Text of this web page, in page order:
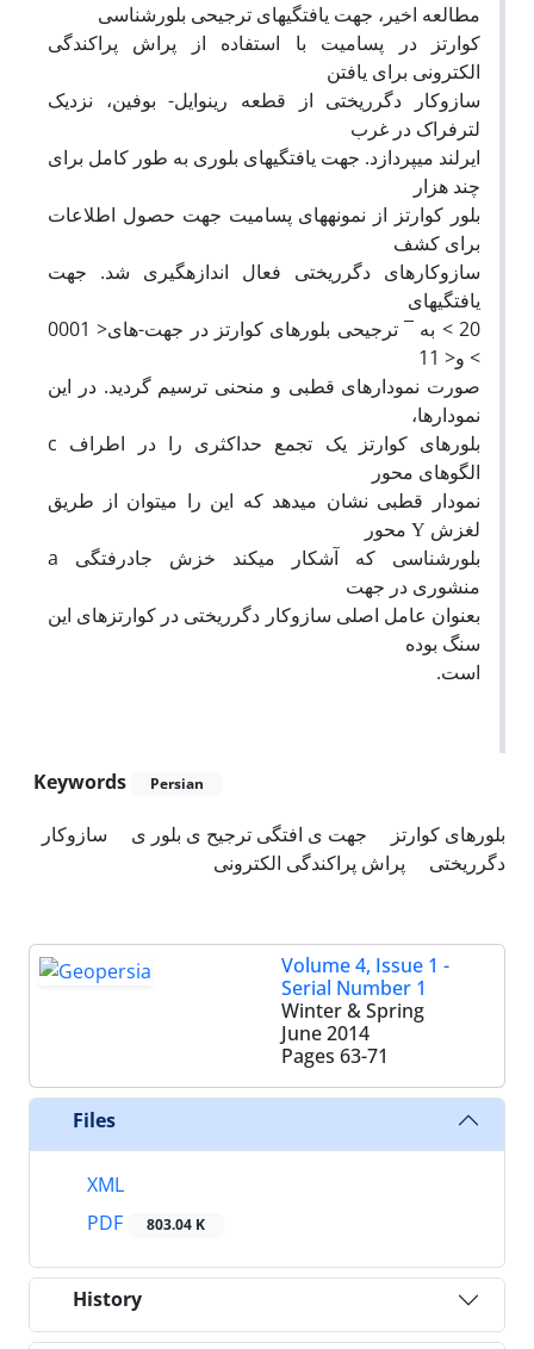
مطالعه اخیر، جهت یافتگیهای ترجیحی بلورشناسی
کوارتز در پسامیت با استفاده از پراش پراکندگی
الکترونی برای یافتن
سازوکار دگرریختی از قطعه رینوایل- بوفین، نزدیک
لترفراک در غرب
ایرلند میپردازد. جهت یافتگیهای بلوری به طور کامل برای
چند هزار
بلور کوارتز از نمونههای پسامیت جهت حصول اطلاعات
برای کشف
سازوکارهای دگرریختی فعال اندازهگیری شد. جهت
یافتگیهای
20 > به ¯ ترجیحی بلورهای کوارتز در جهت-های< 0001
> و< 11
صورت نمودارهای قطبی و منحنی ترسیم گردید. در این
نمودارها،
بلورهای کوارتز یک تجمع حداکثری را در اطراف c
الگوهای محور
نمودار قطبی نشان میدهد که این را میتوان از طریق
لغزش Υ محور
بلورشناسی که آشکار میکند خزش جادرفتگی a
منشوری در جهت
بعنوان عامل اصلی سازوکار دگرریختی در کوارتزهای این
سنگ بوده
است.
Keywords Persian
بلورهای کوارتز جهت ی افتگی ترجیح ی بلور ی
سازوکار
دگرریختی
پراش پراکندگی الکترونی
Volume 4, Issue 1 -
Serial Number 1
Winter & Spring
June 2014
Pages 63-71
Files
XML
PDF
803.04 K
History